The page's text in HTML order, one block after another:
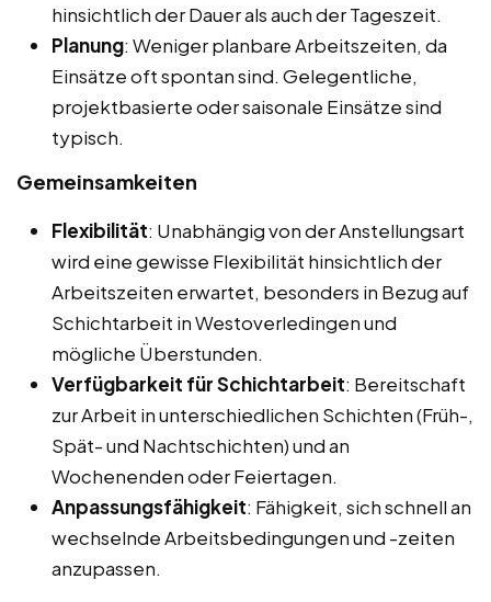
hinsichtlich der Dauer als auch der Tageszeit.
Planung: Weniger planbare Arbeitszeiten, da
Einsätze oft spontan sind. Gelegentliche,
projektbasierte oder saisonale Einsätze sind
typisch.
Gemeinsamkeiten
Flexibilität: Unabhängig von der Anstellungsart
wird eine gewisse Flexibilität hinsichtlich der
Arbeitszeiten erwartet, besonders in Bezug auf
Schichtarbeit in Westoverledingen und
mögliche Überstunden.
Verfügbarkeit für Schichtarbeit: Bereitschaft
zur Arbeit in unterschiedlichen Schichten (Früh-,
Spät- und Nachtschichten) und an
Wochenenden oder Feiertagen.
Anpassungsfähigkeit: Fähigkeit, sich schnell an
wechselnde Arbeitsbedingungen und -zeiten
anzupassen.